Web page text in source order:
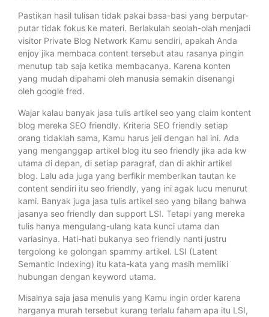
Pastikan hasil tulisan tidak pakai basa-basi yang berputar-
putar tidak fokus ke materi. Berlakulah seolah-olah menjadi
visitor Private Blog Network Kamu sendiri, apakah Anda
enjoy jika membaca content tersebut atau rasanya pingin
menutup tab saja ketika membacanya. Karena konten
yang mudah dipahami oleh manusia semakin disenangi
oleh google fred.
Wajar kalau banyak jasa tulis artikel seo yang claim kontent
blog mereka SEO friendly. Kriteria SEO friendly setiap
orang tidaklah sama, Kamu harus jeli dengan hal ini. Ada
yang menganggap artikel blog itu seo friendly jika ada kw
utama di depan, di setiap paragraf, dan di akhir artikel
blog. Lalu ada juga yang berfikir memberikan tautan ke
content sendiri itu seo friendly, yang ini agak lucu menurut
kami. Banyak juga jasa tulis artikel seo yang bilang bahwa
jasanya seo friendly dan support LSI. Tetapi yang mereka
tulis hanya mengulang-ulang kata kunci utama dan
variasinya. Hati-hati bukanya seo friendly nanti justru
tergolong ke golongan spammy artikel. LSI (Latent
Semantic Indexing) itu kata-kata yang masih memiliki
hubungan dengan keyword utama.
Misalnya saja jasa menulis yang Kamu ingin order karena
harganya murah tersebut kurang terlalu faham apa itu LSI,